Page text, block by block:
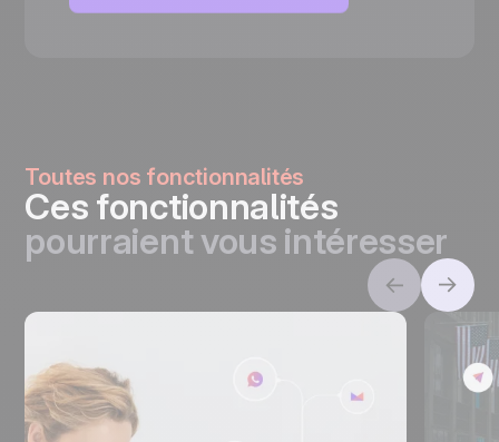
Toutes nos fonctionnalités
Ces fonctionnalités
pourraient vous intéresser